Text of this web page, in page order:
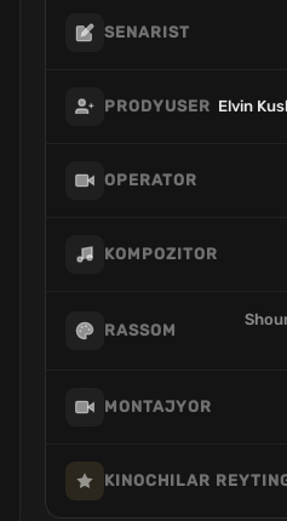
SENARIST
PRODYUSER Elvin
OPERATOR
KOMPOZITOR
RASSOM
MONTAJYOR
KINOCHILAR